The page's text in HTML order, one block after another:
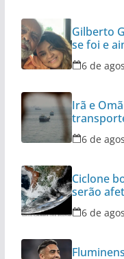
Gilberto
se foi e
6 de
Irã e
6 de
Ciclone
serão
6 de